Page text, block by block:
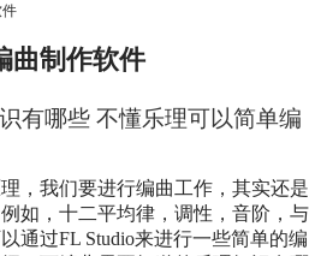
曲制作软件
有哪些 不懂乐理可以简单编
，我们要进行编曲工作，其实还是
如，十二平均律，调性，音阶，与
通过FL Studio来进行一些简单的编